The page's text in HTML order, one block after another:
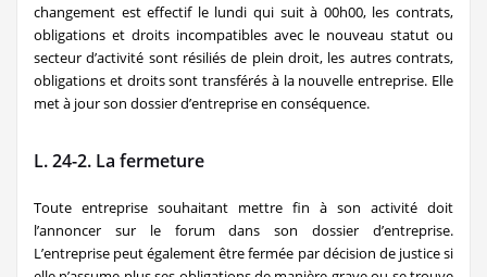
changement est effectif le lundi qui suit à 00h00, les contrats,
obligations et droits incompatibles avec le nouveau statut ou
secteur d’activité sont résiliés de plein droit, les autres contrats,
obligations et droits sont transférés à la nouvelle entreprise. Elle
met à jour son dossier d’entreprise en conséquence.
L. 24-2. La fermeture
Toute entreprise souhaitant mettre fin à son activité doit
l’annoncer sur le forum dans son dossier d’entreprise.
L’entreprise peut également être fermée par décision de justice si